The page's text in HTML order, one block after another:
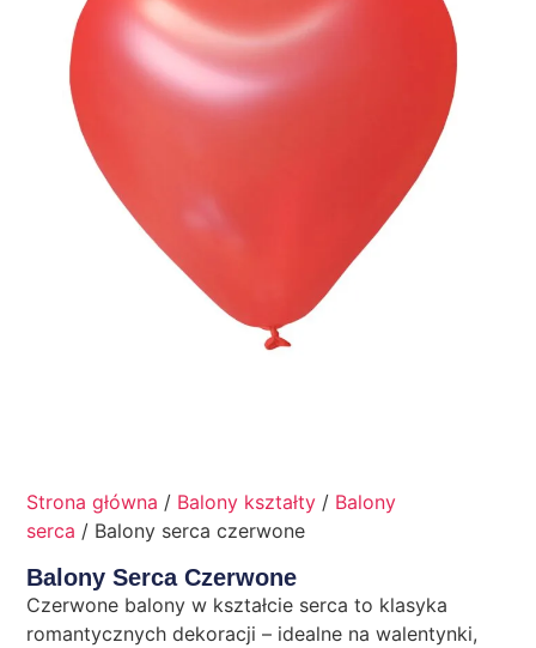
Strona główna / Balony kształty / Balony
serca / Balony serca czerwone
Balony Serca Czerwone
Czerwone balony w kształcie serca to klasyka
romantycznych dekoracji – idealne na walentynki,